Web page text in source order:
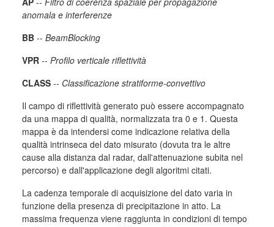
anomala e interferenze
BB -- BeamBlocking
VPR -- Profilo verticale riflettività
CLASS -- Classificazione stratiforme-convettivo
Il campo di riflettività generato può essere accompagnato
da una mappa di qualità, normalizzata tra 0 e 1. Questa
mappa è da intendersi come indicazione relativa della
qualità intrinseca del dato misurato (dovuta tra le altre
cause alla distanza dal radar, dall'attenuazione subita nel
percorso) e dall'applicazione degli algoritmi citati.
La cadenza temporale di acquisizione del dato varia in
funzione della presenza di precipitazione in atto. La
massima frequenza viene raggiunta in condizioni di tempo